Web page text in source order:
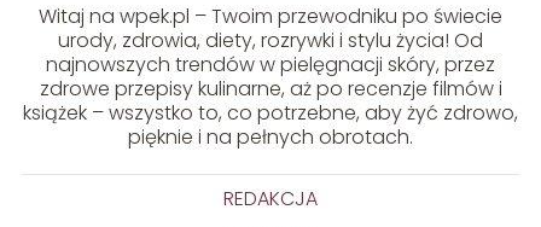
Witaj na wpek.pl – Twoim przewodniku po świecie
urody, zdrowia, diety, rozrywki i stylu życia! Od
najnowszych trendów w pielęgnacji skóry, przez
zdrowe przepisy kulinarne, aż po recenzje filmów i
książek – wszystko to, co potrzebne, aby żyć zdrowo,
pięknie i na pełnych obrotach.
REDAKCJA